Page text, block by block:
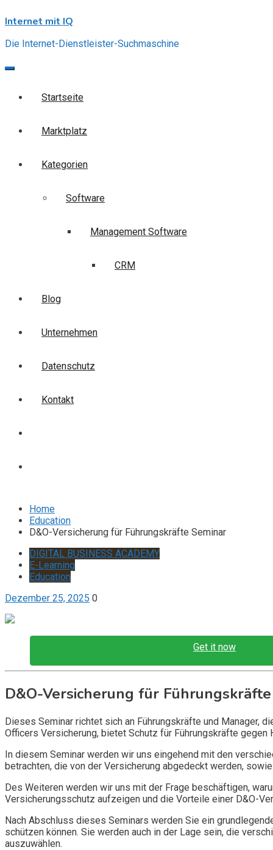
to
Internet mit IQ
Die Internet-Dienstleister-Suchmaschine
Startseite
Marktplatz
Kategorien
Software
Management Software
CRM
Blog
Unternehmen
Datenschutz
Kontakt
Home
Education
D&O-Versicherung für Führungskräfte Seminar
DIGITAL BUSINESS ACADEMY
E-Learning
Education
Dezember 25, 2025 0
Get it now
D&O-Versicherung für
Dieses Seminar richtet sich an Führungskräfte und Manager,
Officers Versicherung, bietet Schutz für Führungskräfte
In diesem Seminar werden wir uns eingehend mit den
betrachten, die von der Versicherung abgedeckt werden,
Des Weiteren werden wir uns mit der Frage beschäftigen,
Versicherungsschutz aufzeigen und die Vorteile einer D&O-
Nach Abschluss dieses Seminars werden Sie ein
schützen können. Sie werden auch in der Lage sein, die
auszuwählen.